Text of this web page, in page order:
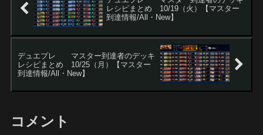
レシピまとめ 10/19（火）【マスター
到達情報/All・New】
デュエプレ マスター到達者のデッキ
レシピまとめ 10/25（月）【マスター
到達情報/All・New】
コメント